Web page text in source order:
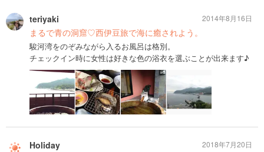
teriyaki
まるで青の洞窟♡西伊豆旅で海に癒されよう。
駿河湾をのぞみながら入るお風呂は格別。
チェックイン時に女性は好きな色の浴衣を選ぶことが出来ます♪
2014年8月16日
Holiday 2018年7月20日